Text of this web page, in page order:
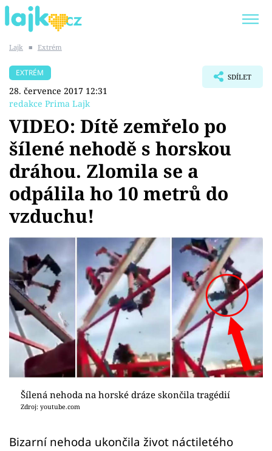
SHOPAHOLICADEL
Témata
Showbyznys
Youtubeři
Virály
Sex a vztahy
Videa
Sledujte prima+
Přihlášení
Lajk ■ Extrém
EXTRÉM
28. července 2017 12:31
redakce Prima Lajk
SDÍLET
VIDEO: Dítě zemřelo po
šílené nehodě s horskou
dráhou. Zlomila se a
odpálila ho 10 metrů do
vzduchu!
Šílená nehoda na horské dráze skončila tragédií
Zdroj: youtube.com
Bizarní nehoda ukončila život náctiletého